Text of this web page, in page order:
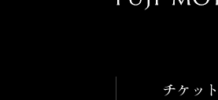
チケッ